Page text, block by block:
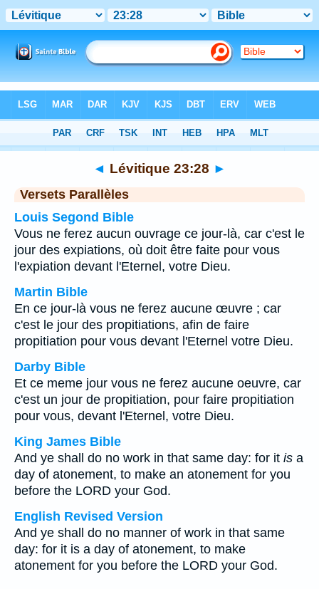
Chapitre 23 > Verset 28
◄ Lévitique 23:28 ►
Versets Parallèles
Louis Segond Bible
Vous ne ferez aucun ouvrage ce jour-là, car c'est le
jour des expiations, où doit être faite pour vous
l'expiation devant l'Eternel, votre Dieu.
Martin Bible
En ce jour-là vous ne ferez aucune œuvre ; car
c'est le jour des propitiations, afin de faire
propitiation pour vous devant l'Eternel votre Dieu.
Darby Bible
Et ce meme jour vous ne ferez aucune oeuvre, car
c'est un jour de propitiation, pour faire propitiation
pour vous, devant l'Eternel, votre Dieu.
King James Bible
And ye shall do no work in that same day: for it is a
day of atonement, to make an atonement for you
before the LORD your God.
English Revised Version
And ye shall do no manner of work in that same
day: for it is a day of atonement, to make
atonement for you before the LORD your God.